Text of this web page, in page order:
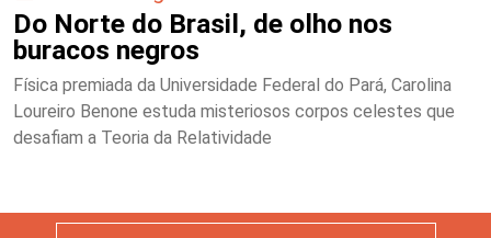
Do Norte do Brasil, de olho nos
buracos negros
Física premiada da Universidade Federal do Pará, Carolina
Loureiro Benone estuda misteriosos corpos celestes que
desafiam a Teoria da Relatividade